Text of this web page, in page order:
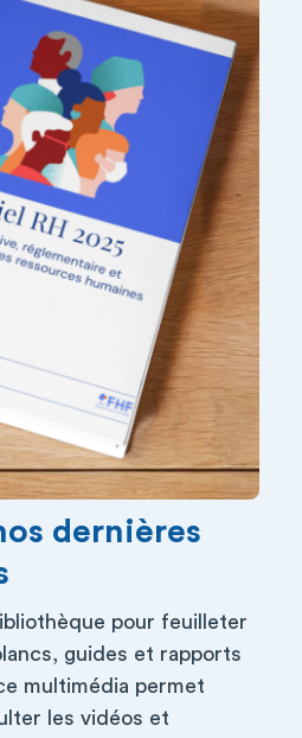
dernières
pour feuilleter
guides et rapports
multimédia permet
les vidéos et